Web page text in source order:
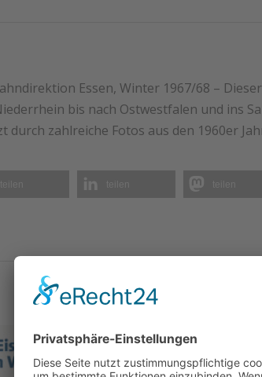
Essen, Winter 1967/68 –
bis nach Ostwestfalen und ins
durch zahlreiche Fotos aus den 1960er
teilen teilen teilen
ANGEBOT!